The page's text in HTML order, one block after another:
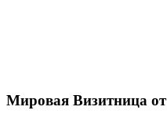
Мировая Визитница